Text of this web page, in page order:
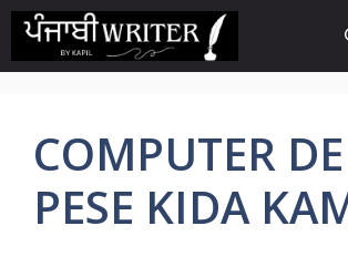
Skip
content
COMPUTER
PESE KIDA